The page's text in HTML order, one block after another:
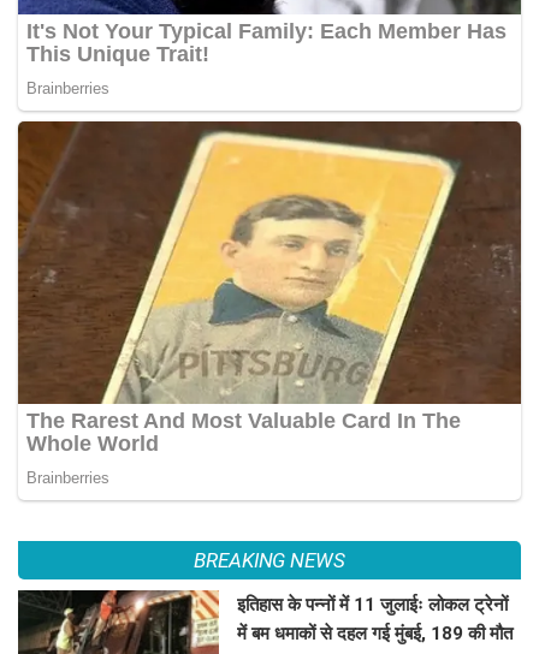
BREAKING NEWS
इतिहास के पन्नों में 11 जुलाईः लोकल ट्रेनों
में बम धमाकों से दहल गई मुंबई, 189 की मौत